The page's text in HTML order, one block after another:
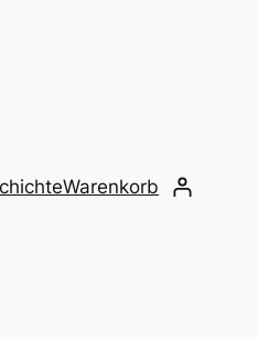
Warenkorb